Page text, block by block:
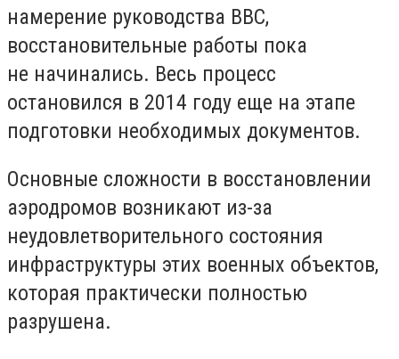
намерение руководства ВВС,
восстановительные работы пока
не начинались. Весь процесс
остановился в 2014 году еще на этапе
подготовки необходимых документов.
Основные сложности в восстановлении
аэродромов возникают из-за
неудовлетворительного состояния
инфраструктуры этих военных объектов,
которая практически полностью
разрушена.